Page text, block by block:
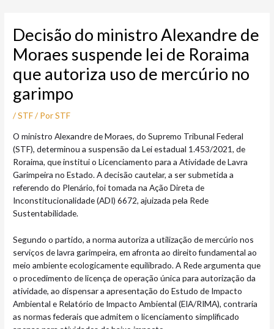
conteúdo
Decisão do ministro Alexandre de
Moraes suspende lei de Roraima
que autoriza uso de mercúrio no
garimpo
/STF/ PorSTF
O ministro Alexandre de Moraes, do Supremo Tribunal Federal
(STF), determinou a suspensão da Lei estadual 1.453/2021, de
Roraima, que institui o Licenciamento para a Atividade de Lavra
Garimpeira no Estado. A decisão cautelar, a ser submetida a
referendo do Plenário, foi tomada na Ação Direta de
Inconstitucionalidade (ADI) 6672, ajuizada pela Rede
Sustentabilidade.
Segundo o partido, a norma autoriza a utilização de mercúrio nos
serviços de lavra garimpeira, em afronta ao direito fundamental ao
meio ambiente ecologicamente equilibrado. A Rede argumenta que
o procedimento de licença de operação única para autorização da
atividade, ao dispensar a apresentação do Estudo de Impacto
Ambiental e Relatório de Impacto Ambiental (EIA/RIMA), contraria
as normas federais que admitem o licenciamento simplificado